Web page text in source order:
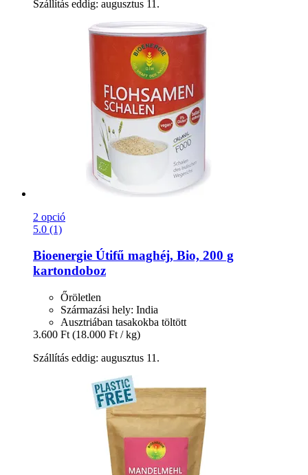
Szállítás eddig: augusztus 11.
2 opció
5.0 (1)
Bioenergie Útifű maghéj, Bio, 200 g
kartondoboz
Őröletlen
Származási hely: India
Ausztriában tasakokba töltött
3.600 Ft (18.000 Ft / kg)
Szállítás eddig: augusztus 11.